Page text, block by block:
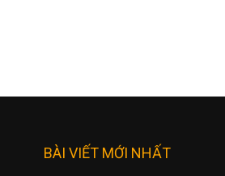
BÀI VIẾT MỚI NHẤT